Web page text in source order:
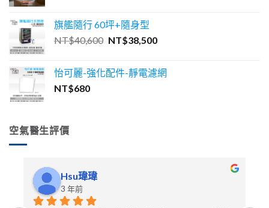
格：
NT$30,600。NT$27,500。
旗艦隨行 60坪+隨身型
NT$40,600 原
格：
NT$38,500目
格：
怡可麗-強化配件-靜電濾網
NT$680
空氣醫生評價
Hsu瑋瑋
3 年前